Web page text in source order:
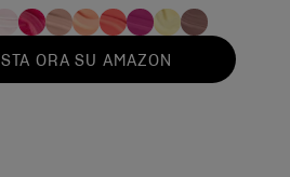
ORA SU AMAZON